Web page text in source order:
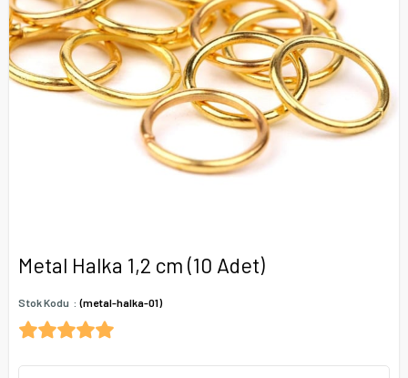
Metal Halka 1,2 cm (10 Adet)
Stok Kodu (metal-halka-01)